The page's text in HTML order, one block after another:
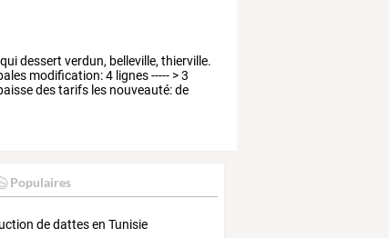
quidessert verdun, belleville, thierville.
modification:4 lignes----- >3
destarifs les nouveauté:de
Populaires
de dattes en Tunisie